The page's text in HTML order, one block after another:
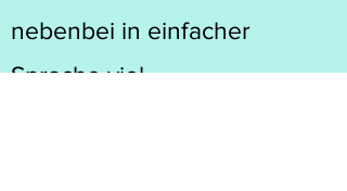
nebenbei in einfacher
Sprache viel